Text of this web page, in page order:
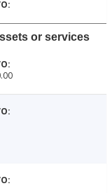
or services